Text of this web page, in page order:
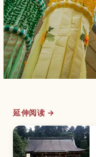
延伸阅读 →